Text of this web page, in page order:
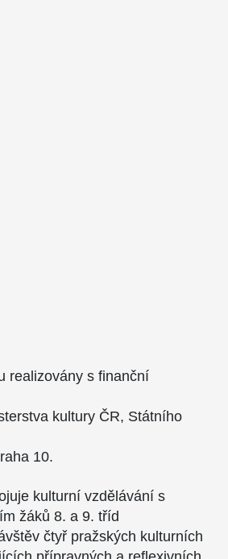
realizovány s finanční
kultury ČR, Státního
10.
kulturní vzdělávání s
žáků 8. a 9. tříd
čtyř pražských kulturních